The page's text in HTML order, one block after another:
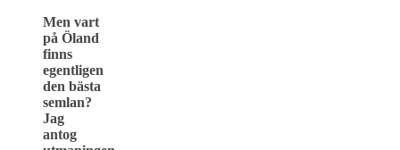
Men vart
på Öland
finns
egentligen
den bästa
semlan?
Jag
antog